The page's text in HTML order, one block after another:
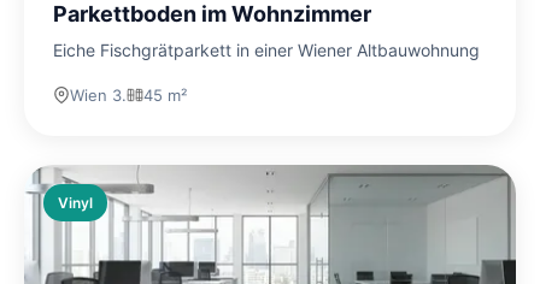
Parkettboden im Wohnzimmer
Eiche Fischgrätparkett in einer Wiener Altbauwohnung
Wien 3. 45 m²
Vinyl